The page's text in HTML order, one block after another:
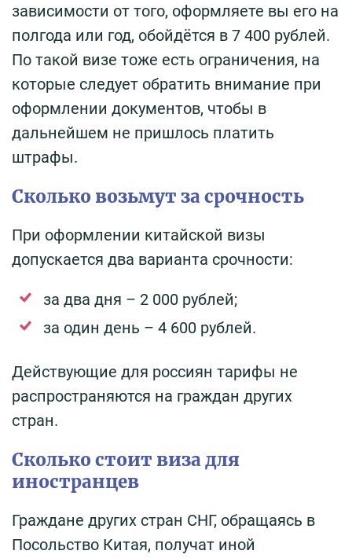
зависимости от того, оформляете вы его на
полгода или год, обойдётся в 7 400 рублей.
По такой визе тоже есть ограничения, на
которые следует обратить внимание при
оформлении документов, чтобы в
дальнейшем не пришлось платить
штрафы.
Сколько возьмут за срочность
При оформлении китайской визы
допускается два варианта срочности:
за два дня – 2 000 рублей;
за один день – 4 600 рублей.
Действующие для россиян тарифы не
распространяются на граждан других
стран.
Сколько стоит виза для
иностранцев
Граждане других стран СНГ, обращаясь в
Посольство Китая, получат иной